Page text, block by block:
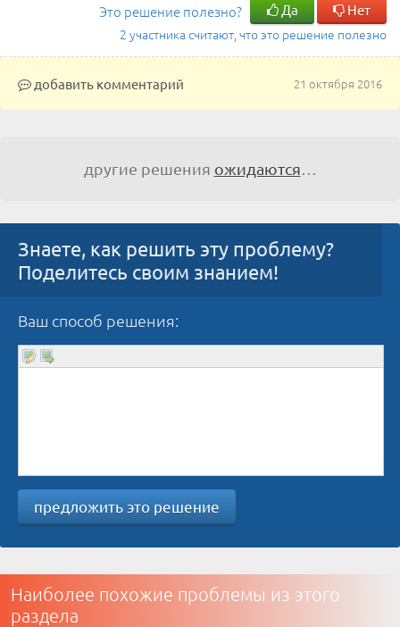
Это решение полезно? Да Нет
2 участника считают, что это решение полезно
21 октября 2016
добавить комментарий
другие решения ожидаются
Знаете, как решить эту проблему?
Поделитесь своим знанием!
Ваш способ решения:
предложить это решение
Наиболее похожие проблемы из этого
раздела